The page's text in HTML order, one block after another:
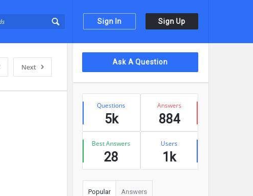
Sign In Sign Up
Next
Sidebar
Ask A Question
StatsQuestions
5k
Answers
884
Best Answers
28
Users
1k
Popular Answers